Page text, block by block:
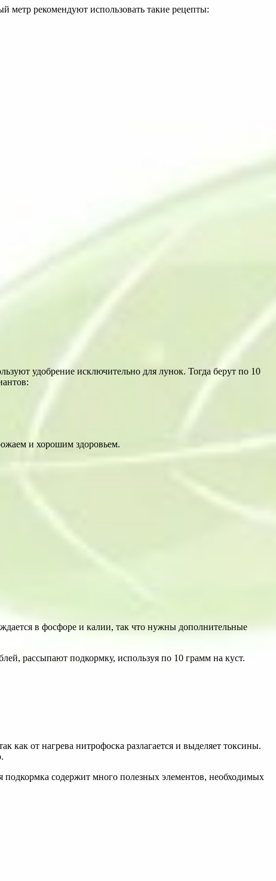
метр рекомендуют использовать такие рецепты:
удобрение исключительно для лунок. Тогда берут по 10
и хорошим здоровьем.
в фосфоре и калии, так что нужны дополнительные
рассыпают подкормку, используя по 10 грамм на куст.
как от нагрева нитрофоска разлагается и выделяет токсины.
подкормка содержит много полезных элементов, необходимых